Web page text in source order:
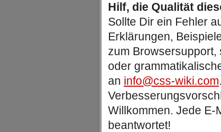
Hilf, die Qualität
Sollte Dir ein Fehler
Erklärungen,
zum
oder
an info@css-wiki.com
Willkommen. Jede E-
beantwortet!